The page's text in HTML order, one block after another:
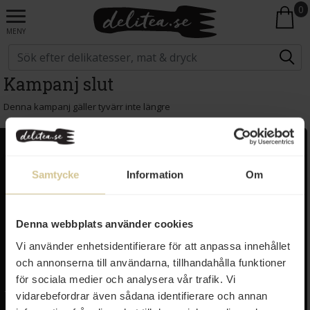
Samtycke Information Om
Denna webbplats använder cookies
Vi använder enhetsidentifierare för att anpassa innehållet
och annonserna till användarna, tillhandahålla funktioner
för sociala medier och analysera vår trafik. Vi
vidarebefordrar även sådana identifierare och annan
MENY
0
Kampanj slut
Denna kampanj gäller tyvärr inte längre
Kontakta oss
Vanliga frågor
Betalning
Köpvillkor
Integritetspolicy
Jobba hos oss
Tillgänglighet
Monin
Olivolja
Kaffe & Te
Oliver
Pistagekräm
Press/Länkar